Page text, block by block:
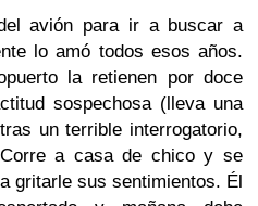
avión para ir a buscar a
lo amó todos esos años.
la retienen por doce
sospechosa (lleva una
un terrible interrogatorio,
a casa de chico y se
gritarle sus sentimientos. Él